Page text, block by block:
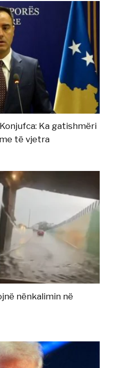
Ka gatishmëri
të vjetra
nënkalimin në